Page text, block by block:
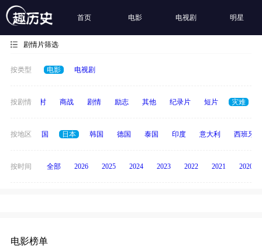
首页 电影 电视剧 明星
剧情片筛选
按类型 电影 电视剧
按剧情
历史 乡村 商战 剧情 励志 其他 纪录片 短片 灾难
按地区
法国 英国 日本 韩国 德国 泰国 印度 意大利 西班牙
按时间 全部 2026 2025 2024 2023 2022 2021 2020
电影榜单